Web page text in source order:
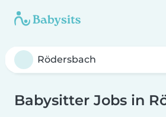
Babysitter Jobs in